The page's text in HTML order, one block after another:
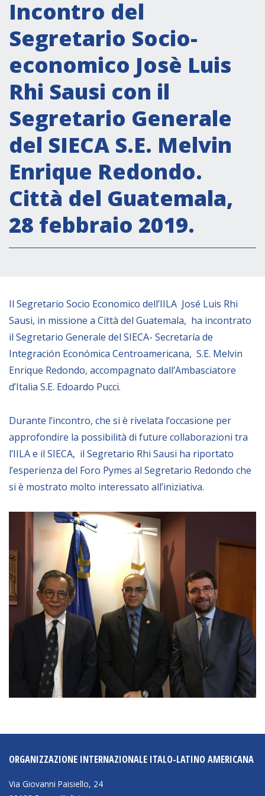
Segreteria Culturale
Segreteria Socio-economica
Segreteria Tecnico scientifica
Forum PMI
Conferenze Italia-America Latina e Caraibi
Rete per la promozione dell’uguaglianza di
genere
Borse di Studio
Partnership
COOPERAZIONE
EUROsociAL
EL PAcCTO
EUROFRONT
COPOLAD III
MEDIA
Foto
Audio
BIBLIOTECA
Catalogo
Pubblicazioni
OPPORTUNITÀ
Bandi
Incontro del
Segretario Socio-
economico Josè Luis
Rhi Sausi con il
Segretario Generale
del SIECA S.E. Melvin
Enrique Redondo.
Città del Guatemala,
28 febbraio 2019.
Il Segretario Socio Economico dell’IILA José Luis Rhi
Sausi, in missione a Città del Guatemala, ha incontrato
il Segretario Generale del SIECA- Secretaría de
Integración Económica Centroamericana, S.E. Melvin
Enrique Redondo, accompagnato dall’Ambasciatore
d’Italia S.E. Edoardo Pucci.
Durante l’incontro, che si è rivelata l’occasione per
approfondire la possibilità di future collaborazioni tra
l’IILA e il SIECA, il Segretario Rhi Sausi ha riportato
l’esperienza del Foro Pymes al Segretario Redondo che
si è mostrato molto interessato all’iniziativa.
ORGANIZZAZIONE INTERNAZIONALE ITALO-LATINO AMERICANA
Via Giovanni Paisiello, 24